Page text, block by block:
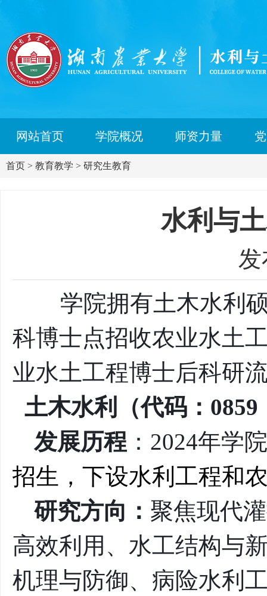
网站首页 学院概况 师资力量
首页 > 教育教学 > 研究生教育
水利与
发
学院拥有土木水利硕
科博士点招收农业水土
业水土工程博士后科研
土木水利（代码：0859
发展历程 ：2024年学
招生，下设水利工程和
研究方向： 聚焦现代
高效利用、水工结构与
机理与防御、病险水利